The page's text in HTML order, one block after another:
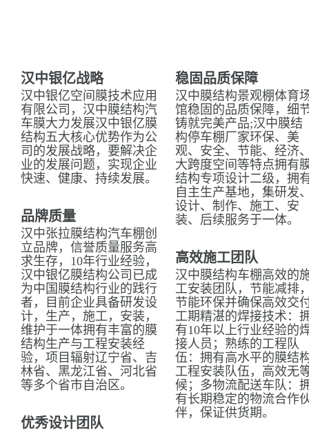
汉中银亿战略
汉中银亿空间膜技术应用
有限公司，汉中膜结构汽
车膜大力发展汉中银亿膜
结构五大核心优势作为公
司的发展战略，要解决企
业的发展问题，实现企业
快速、健康、持续发展。
品牌质量
汉中张拉膜结构汽车棚创
立品牌，信誉质量服务高
求生存，10年行业经验，
汉中银亿膜结构公司已成
为中国膜结构行业的践行
者，目前企业具备研发设
计，生产，施工，安装，
维护于一体拥有丰富的膜
结构生产与工程安装经
验，项目辐射辽宁省、吉
林省、黑龙江省、河北省
等多个省市自治区。
优秀设计团队
稳固品质保障
汉中膜结构景观棚体育
馆稳固的品质保障，细
铸就完美产品;汉中膜结
构停车棚厂家环保、美
观、安全、节能、经济
大跨度空间等特点拥有
结构专项设计二级，拥
自主生产基地，集研发
设计、制作、施工、安
装、后续服务于一体。
高效施工团队
汉中膜结构车棚高效的
工安装团队，节能减排
节能环保并确保高效交
工期精湛的焊接技术：
有10年以上行业经验的
接人员；熟练的工程队
伍：拥有高水平的膜结
工程安装队伍，高效无
候；多物流配送车队：
有长期稳定的物流合作
伴，保证供货期。